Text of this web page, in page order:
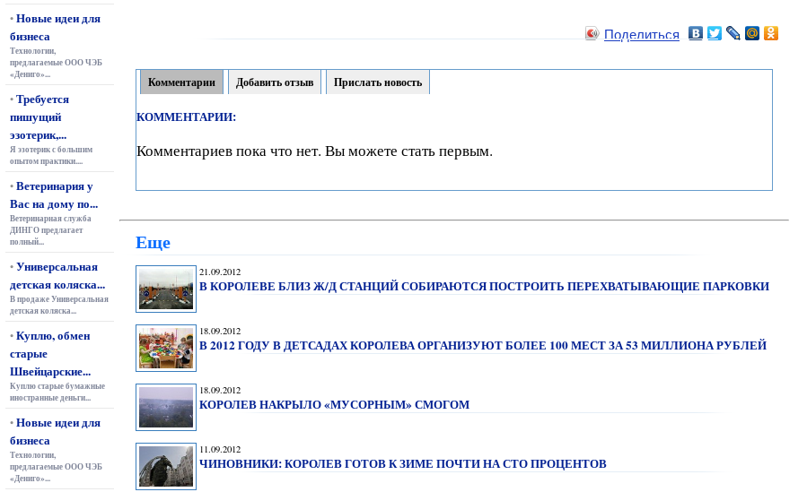
•Новые идеи для
бизнеса
Технологии,
предлагаемые ООО ЧЭБ
«Дениго»...
•Требуется
пишущий
эзотерик,...
Я эзотерик с большим
опытом практики....
•Ветеринария у
Вас на дому по...
Ветеринарная служба
ДИНГО предлагает
полный...
•Универсальная
детская коляска...
В продаже Универсальная
детская коляска...
•Куплю, обмен
старые
Швейцарские...
Куплю старые бумажные
иностранные деньги...
•Новые идеи для
бизнеса
Технологии,
предлагаемые ООО ЧЭБ
«Дениго»...
Поделиться
Комментарии Добавить отзыв Прислать новость
КОММЕНТАРИИ:
Комментариев пока что нет. Вы можете стать первым.
Еще
21.09.2012
В КОРОЛЕВЕ БЛИЗ Ж/Д СТАНЦИЙ СОБИРАЮТСЯ ПОСТРОИТЬ ПЕРЕХВАТЫВАЮЩИЕ ПАРКОВКИ
18.09.2012
В 2012 ГОДУ В ДЕТСАДАХ КОРОЛЕВА ОРГАНИЗУЮТ БОЛЕЕ 100 МЕСТ ЗА 53 МИЛЛИОНА РУБЛЕЙ
18.09.2012
КОРОЛЕВ НАКРЫЛО «МУСОРНЫМ» СМОГОМ
11.09.2012
ЧИНОВНИКИ: КОРОЛЕВ ГОТОВ К ЗИМЕ ПОЧТИ НА СТО ПРОЦЕНТОВ